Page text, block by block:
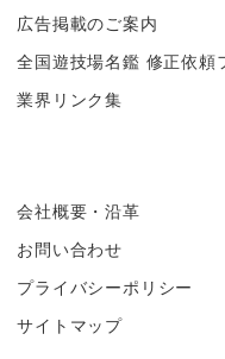
広告掲載のご案内
全国遊技場名鑑 修正依頼
業界リンク集
会社概要・沿革
お問い合わせ
プライバシーポリシー
サイトマップ